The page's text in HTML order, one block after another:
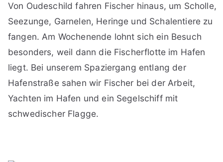
Von Oudeschild fahren Fischer hinaus, um Scholle,
Seezunge, Garnelen, Heringe und Schalentiere zu
fangen. Am Wochenende lohnt sich ein Besuch
besonders, weil dann die Fischerflotte im Hafen
liegt. Bei unserem Spaziergang entlang der
Hafenstraße sahen wir Fischer bei der Arbeit,
Yachten im Hafen und ein Segelschiff mit
schwedischer Flagge.